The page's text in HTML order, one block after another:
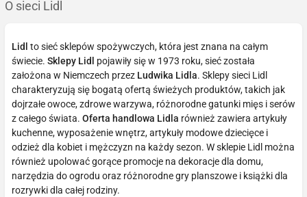
O sieci Lidl
Lidl to sieć sklepów spożywczych, która jest znana na całym
świecie. Sklepy Lidl pojawiły się w 1973 roku, sieć została
założona w Niemczech przez Ludwika Lidla. Sklepy sieci Lidl
charakteryzują się bogatą ofertą świeżych produktów, takich jak
dojrzałe owoce, zdrowe warzywa, różnorodne gatunki mięs i serów
z całego świata. Oferta handlowa Lidla również zawiera artykuły
kuchenne, wyposażenie wnętrz, artykuły modowe dziecięce i
odzież dla kobiet i mężczyzn na każdy sezon. W sklepie Lidl można
również upolować gorące promocje na dekoracje dla domu,
narzędzia do ogrodu oraz różnorodne gry planszowe i książki dla
rozrywki dla całej rodziny.